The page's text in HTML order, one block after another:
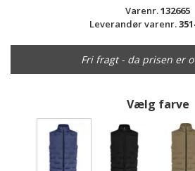
Varenr.132665
Leverandør varenr.
Fri fragt - da prisen er
Vælg farve